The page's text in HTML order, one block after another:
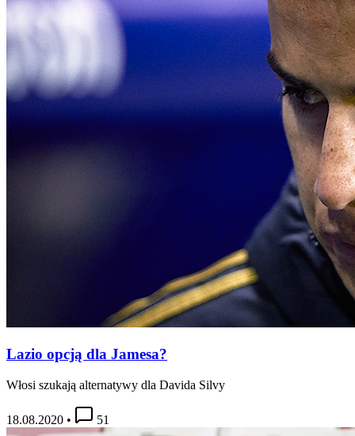
Lazio opcją dla Jamesa?
Włosi szukają alternatywy dla Davida Silvy
18.08.2020 • 51